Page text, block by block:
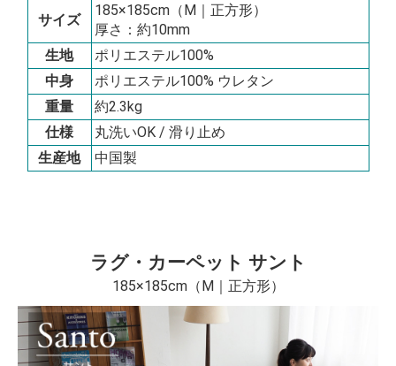
サイズ
185×185cm（M｜正方形）
厚さ：約10mm
生地
ポリエステル100%
中身
ポリエステル100% ウレタン
重量
約2.3kg
仕様
丸洗いOK / 滑り止め
生産地
中国製
ラグ・カーペット サント
185×185cm（M｜正方形）